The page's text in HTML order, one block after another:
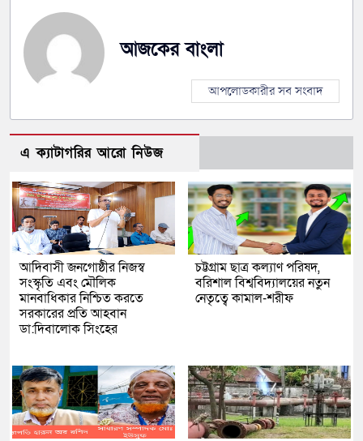
আজকের বাংলা
আপলোডকারীর সব সংবাদ
এ ক্যাটাগরির আরো নিউজ
আদিবাসী জনগোষ্ঠীর নিজস্ব
সংস্কৃতি এবং মৌলিক
মানবাধিকার নিশ্চিত করতে
সরকারের প্রতি আহবান
ডা:দিবালোক সিংহের
চট্টগ্রাম ছাত্র কল্যাণ পরিষদ,
বরিশাল বিশ্ববিদ্যালয়ের নতুন
নেতৃত্বে কামাল-শরীফ